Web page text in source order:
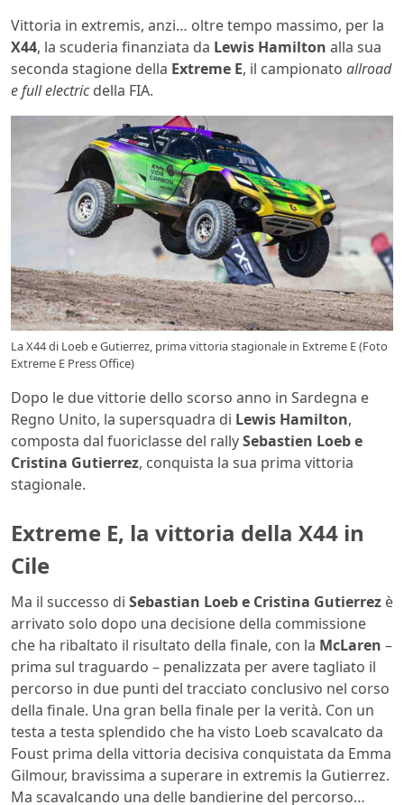
Vittoria in extremis, anzi… oltre tempo massimo, per la
X44, la scuderia finanziata da Lewis Hamilton alla sua
seconda stagione della Extreme E, il campionato allroad
e full electricdella FIA.
La X44 di Loeb e Gutierrez, prima vittoria stagionale in Extreme E (Foto
Extreme E Press Office)
Dopo le due vittorie dello scorso anno in Sardegna e
Regno Unito, la supersquadra di Lewis Hamilton,
composta dal fuoriclasse del rallySebastien Loeb e
Cristina Gutierrez, conquista la sua prima vittoria
stagionale.
Extreme E, la vittoria della X44 in
Cile
Ma il successo di Sebastian Loeb e Cristina Gutierrez è
arrivato solo dopo una decisione della commissione
che ha ribaltato il risultato della finale, con la McLaren –
prima sul traguardo – penalizzata per avere tagliato il
percorso in due punti del tracciato conclusivo nel corso
della finale. Una gran bella finale per la verità. Con un
testa a testa splendido che ha visto Loeb scavalcato da
Foust prima della vittoria decisiva conquistata da Emma
Gilmour, bravissima a superare in extremis la Gutierrez.
Ma scavalcando una delle bandierine del percorso…